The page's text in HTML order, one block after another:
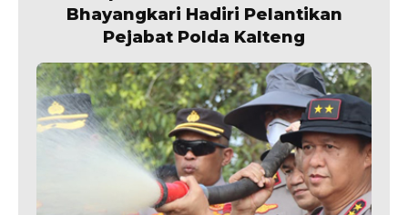
Bhayangkari Hadiri Pelantikan
Pejabat Polda Kalteng